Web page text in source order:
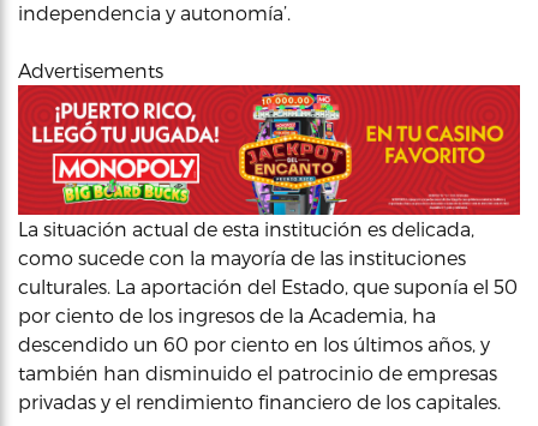
independencia y autonomía’.
Advertisements
La situación actual de esta institución es delicada,
como sucede con la mayoría de las instituciones
culturales. La aportación del Estado, que suponía el 50
por ciento de los ingresos de la Academia, ha
descendido un 60 por ciento en los últimos años, y
también han disminuido el patrocinio de empresas
privadas y el rendimiento financiero de los capitales.